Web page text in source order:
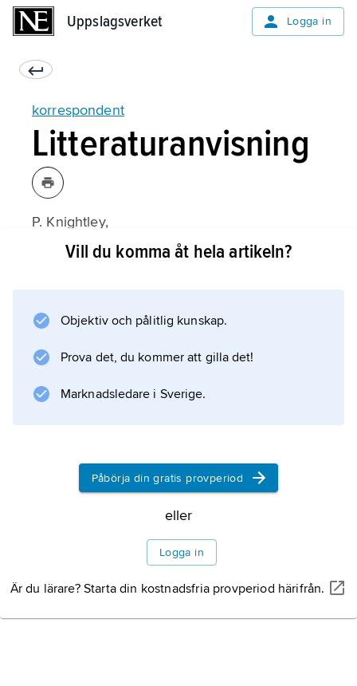
Uppslagsverket Logga in
korrespondent
Litteraturanvisning
P. Knightley,
Krigets första offer är sanningen
Vill du komma åt hela artikeln?
Objektiv och pålitlig kunskap.
Prova det, du kommer att gilla det!
Marknadsledare i Sverige.
Påbörja din gratis provperiod
eller
Logga in
Är du lärare? Starta din kostnadsfria provperiod härifrån.